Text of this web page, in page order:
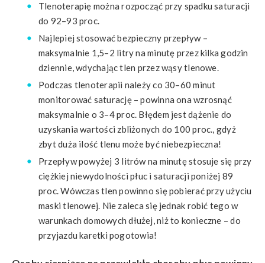
Tlenoterapię można rozpocząć przy spadku saturacji
do 92–93 proc.
Najlepiej stosować bezpieczny przepływ –
maksymalnie 1,5–2 litry na minutę przez kilka godzin
dziennie, wdychając tlen przez wąsy tlenowe.
Podczas tlenoterapii należy co 30–60 minut
monitorować saturację – powinna ona wzrosnąć
maksymalnie o 3–4 proc. Błędem jest dążenie do
uzyskania wartości zbliżonych do 100 proc., gdyż
zbyt duża ilość tlenu może być niebezpieczna!
Przepływ powyżej 3 litrów na minutę stosuje się przy
ciężkiej niewydolności płuc i saturacji poniżej 89
proc. Wówczas tlen powinno się pobierać przy użyciu
maski tlenowej. Nie zaleca się jednak robić tego w
warunkach domowych dłużej, niż to konieczne – do
przyjazdu karetki pogotowia!